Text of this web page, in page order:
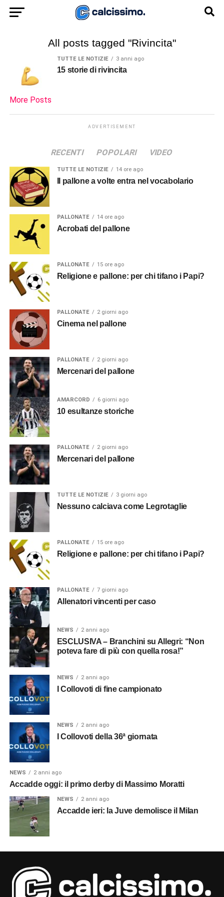
All posts tagged "Rivincita"
TUTTE LE NOTIZIE 3 anni ago
15 storie di rivincita
More Posts
ADVERTISEMENT
RECENTI POPOLARI VIDEO
TUTTE LE NOTIZIE 14 ore ago
Il pallone a volte entra nel vocabolario
PALLONATE 14 ore ago
Acrobati del pallone
PALLONATE 15 ore ago
Religione e pallone: per chi tifano i Papi?
PALLONATE 2 giorni ago
Cinema nel pallone
PALLONATE 2 giorni ago
Mercenari del pallone
AMARCORD 6 giorni ago
10 esultanze storiche
PALLONATE 2 giorni ago
Mercenari del pallone
TUTTE LE NOTIZIE 3 giorni ago
Nessuno calciava come Legrotaglie
PALLONATE 15 ore ago
Religione e pallone: per chi tifano i Papi?
PALLONATE 7 giorni ago
Allenatori vincenti per caso
NEWS 2 anni ago
ESCLUSIVA – Branchini su Allegri: “Non
poteva fare di più con quella rosa!”
NEWS 2 anni ago
I Collovoti di fine campionato
NEWS 2 anni ago
I Collovoti della 36ª giornata
NEWS 2 anni ago
Accadde oggi: il primo derby di Massimo Moratti
NEWS 2 anni ago
Accadde ieri: la Juve demolisce il Milan